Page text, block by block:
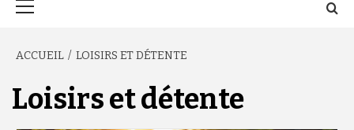
ACCUEIL LOISIRS ET DÉTENTE
Loisirs et détente